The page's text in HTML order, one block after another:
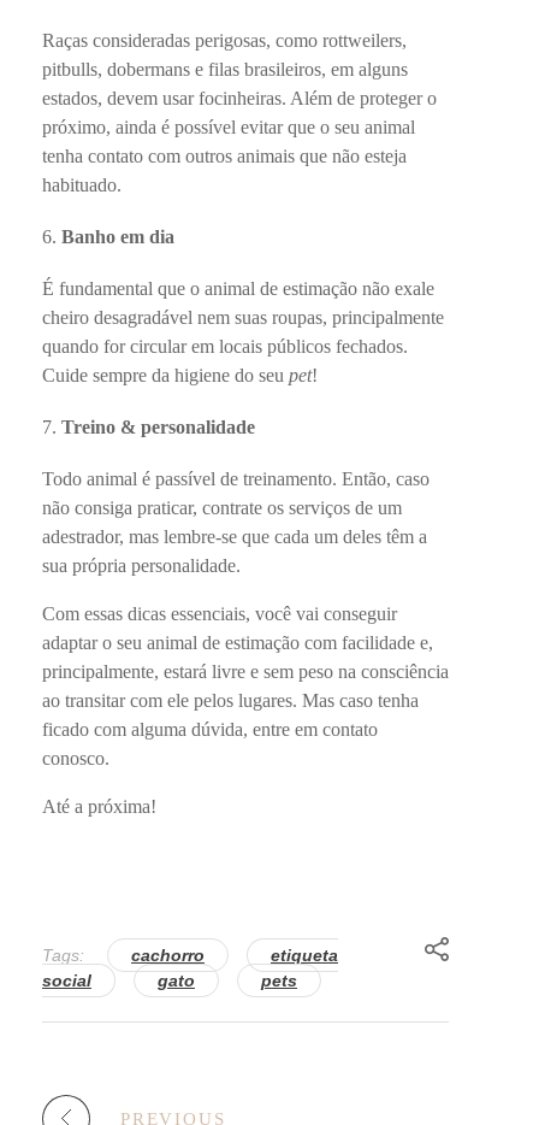
Raças consideradas perigosas, como rottweilers,
pitbulls, dobermans e filas brasileiros, em alguns
estados, devem usar focinheiras. Além de proteger o
próximo, ainda é possível evitar que o seu animal
tenha contato com outros animais que não esteja
habituado.
Banho em dia
É fundamental que o animal de estimação não exale
cheiro desagradável nem suas roupas, principalmente
quando for circular em locais públicos fechados.
Cuide sempre da higiene do seu pet!
Treino & personalidade
Todo animal é passível de treinamento. Então, caso
não consiga praticar, contrate os serviços de um
adestrador, mas lembre-se que cada um deles têm a
sua própria personalidade.
Com essas dicas essenciais, você vai conseguir
adaptar o seu animal de estimação com facilidade e,
principalmente, estará livre e sem peso na consciência
ao transitar com ele pelos lugares. Mas caso tenha
ficado com alguma dúvida, entre em contato
conosco.
Até a próxima!
Tags: cachorro
etiqueta
social
gato pets
PREVIOUS